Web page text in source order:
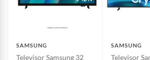
Tipo de televisor Smart TV
SAMSUNG
Televisor Samsung 32
SAMSUNG
Televisor